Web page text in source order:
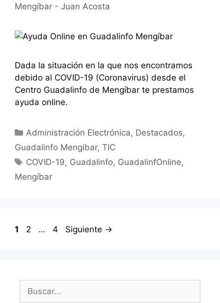
Mengíbar - Juan Acosta
Dada la situación en la que nos encontramos
debido al COVID-19 (Coronavirus) desde el
Centro Guadalinfo de Mengíbar te prestamos
ayuda online.
Categorías
Administración Electrónica, Destacados,
Guadalinfo Mengibar, TIC
Etiquetas
COVID-19, Guadalinfo, GuadalinfOnline,
Mengíbar
Página
1 Página
2 … Página
4 Siguiente →